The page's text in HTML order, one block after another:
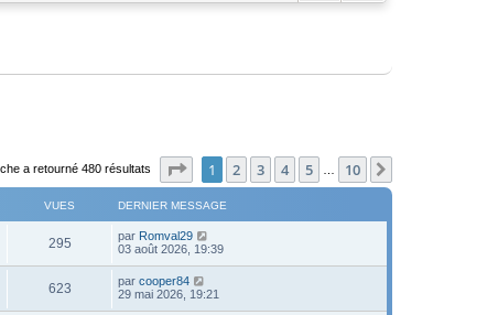
a retourné 480 résultats Page sur10
1 2 3 4 5 10
VUES DERNIER MESSAGE
295V
u
D
e
i
e
par Romval29
03 août 2026, 19:39
623V
D
e
par cooper84
29 mai 2026, 19:21